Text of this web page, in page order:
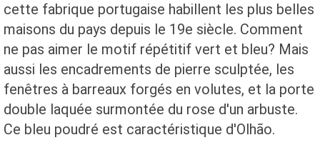
cette fabrique portugaise habillent les plus belles
maisons du pays depuis le 19e siècle. Comment
ne pas aimer le motif répétitif vert et bleu? Mais
aussi les encadrements de pierre sculptée, les
fenêtres à barreaux forgés en volutes, et la porte
double laquée surmontée du rose d'un arbuste.
Ce bleu poudré est caractéristique d'Olhão.